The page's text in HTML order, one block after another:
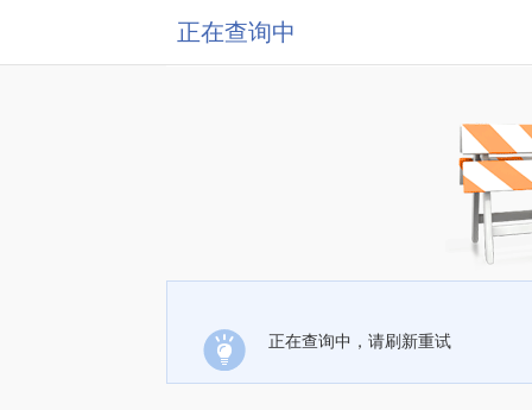
正在查询中
正在查询中，请刷新重试